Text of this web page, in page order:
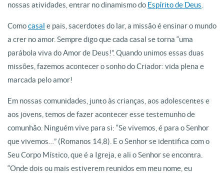
nossas atividades, entrar no dinamismo do Espírito de Deus
Comocasal e pais, sacerdotes do lar, a missão é ensinar o mundo
a crer no amor. Sempre digo que cada casal se torna “uma
parábola viva do Amor de Deus!”. Quando unimos essas duas
missões, fazemos acontecer o sonho do Criador: vida plena e
marcada pelo amor!
Em nossas comunidades, junto às crianças, aos adolescentes e
aos jovens, temos de fazer acontecer esse testemunho de
comunhão. Ninguém vive para si: “Se vivemos, é para o Senhor
que vivemos…” (Romanos 14,8). E o Senhor se identifica com o
Seu Corpo Místico, que é a Igreja, e ali o Senhor se encontra.
“Onde dois ou mais estiverem reunidos em meu nome, eu